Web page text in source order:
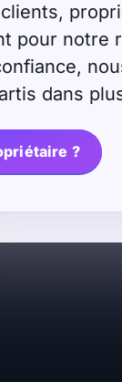
pour notre
dans
?